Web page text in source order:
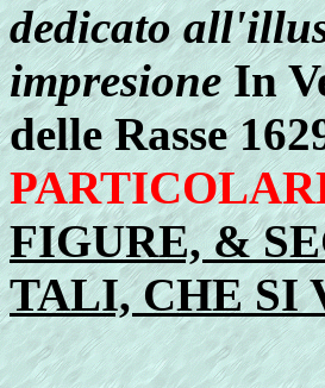
dedicato
impresioneIn
delle Rasse
FIGURE, &
TALI, CHE SI